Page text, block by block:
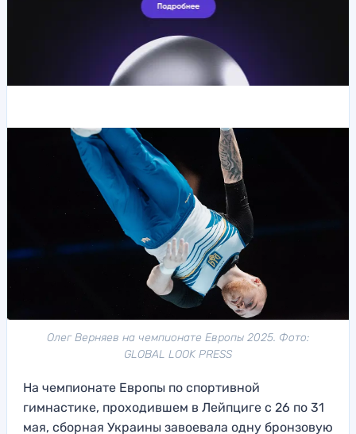
Олег Верняев на чемпионате Европы 2025. Фото:
GLOBAL LOOK PRESS
На чемпионате Европы по спортивной
гимнастике, проходившем в Лейпциге с 26 по 31
мая, сборная Украины завоевала одну бронзовую